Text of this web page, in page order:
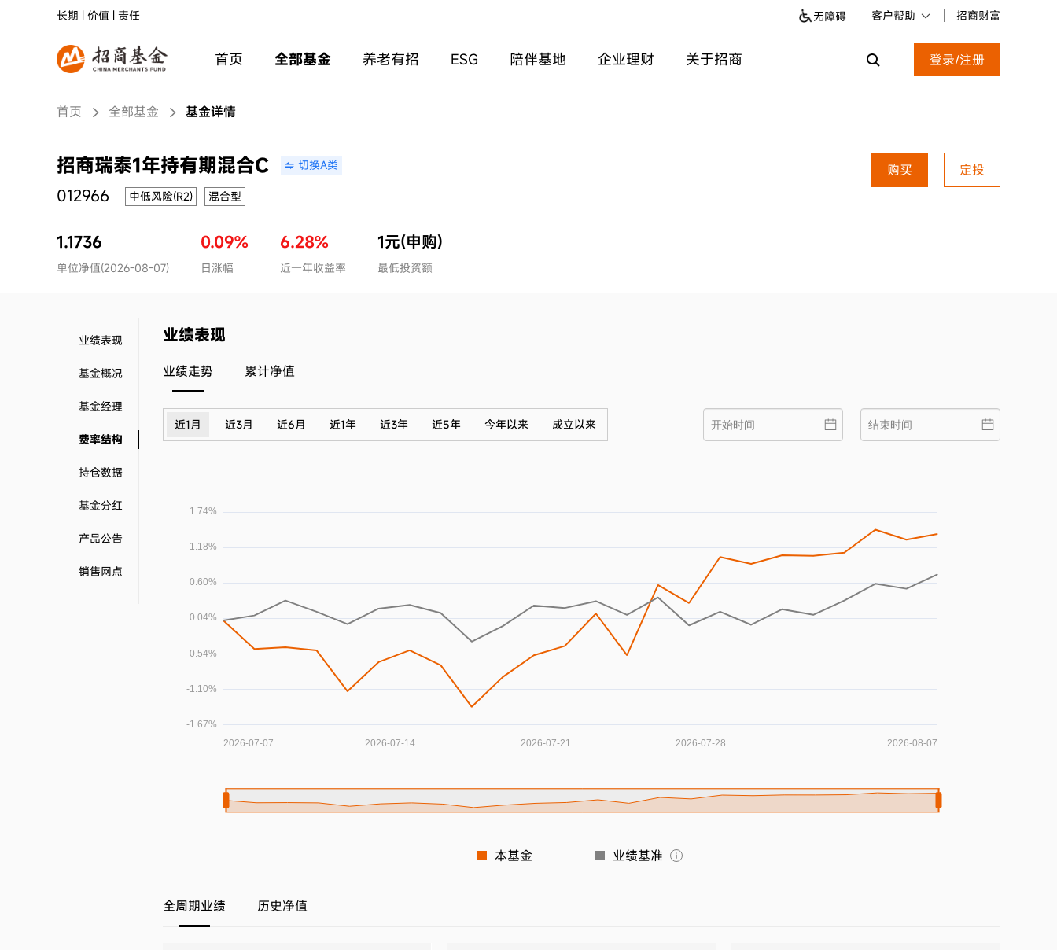
长期 | 价值 | 责任 无障碍 客户帮助 招商财富
登录/注册
首页 全部基金 养老有招 ESG 陪伴基地 企业理财 关于招商
首页 全部基金 基金详情
招商瑞泰1年持有期混合C 切换A类
012966 中低风险(R2) 混合型
购买 定投
1.1736
单位净值(2026-08-07)
0.09%
日涨幅
6.28%
近一年收益率
1元(申购)
最低投资额
业绩表现
基金概况
基金经理
费率结构
持仓数据
基金分红
产品公告
销售网点
业绩表现
业绩走势 累计净值
近1月 近3月 近6月 近1年 近3年 近5年 今年以来 成立以来
本基金 业绩基准
全周期业绩 历史净值